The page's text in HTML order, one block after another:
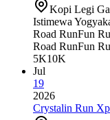
Kopi Legi
Istimewa
Road RunFun
Road RunFun
5K10K
Jul
19
2026
Crystalin Run